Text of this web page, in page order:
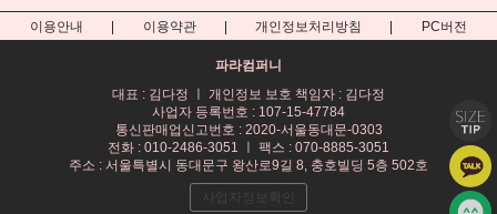
이용안내 이용약관 개인정보처리방침 PC버전
파라컴퍼니
대표 : 김다정 ㅣ 개인정보 보호 책임자 : 김다정
사업자 등록번호 : 107-15-47784
통신판매업신고번호 : 2020-서울동대문-0303
전화 : 010-2486-3051 ㅣ 팩스 : 070-8885-3051
주소 : 서울특별시 동대문구 왕산로9길 8, 충호빌딩 5층 502호
사업자정보확인